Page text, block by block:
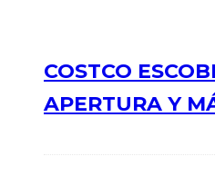
COSTCO
APERTURA Y